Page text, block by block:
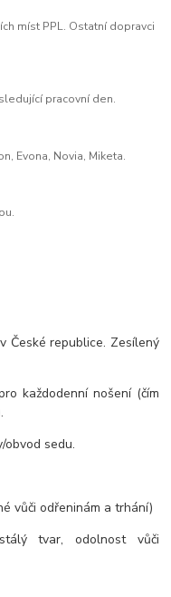
míst PPL. Ostatní dopravci
pracovní den.
Evona, Novia, Miketa.
České republice. Zesílený
každodenní nošení (čím
sedu.
vůči odřeninám a trhání)
tvar, odolnost vůči